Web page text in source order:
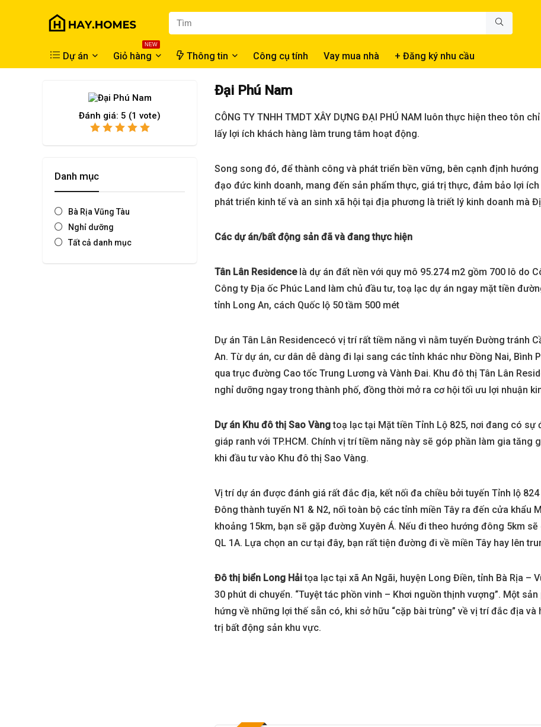
Dự án
NEW
Giỏ hàng Thông tin Công cụ tính Vay mua nhà + Đăng ký nhu cầu
Đại Phú Nam
CÔNG TY TNHH TMDT XÂY DỰNG ĐẠI PHÚ NAM luôn thực hiện theo tôn
lấy lợi ích khách hàng làm trung tâm hoạt động.
Song song đó, để thành công và phát triển bền vững, bên cạnh định
đạo đức kinh doanh, mang đến sản phẩm thực, giá trị thực, đảm bảo lợi
phát triển kinh tế và an sinh xã hội tại địa phương là triết lý kinh doanh mà
Các dự án/bất động sản đã và đang thực hiện
Tân Lân Residencelà dự án đất nền với quy mô 95.274 m2 gồm 700 lô do
Công ty Địa ốc Phúc Land làm chủ đầu tư, toạ lạc dự án ngay mặt tiền
tỉnh Long An, cách Quốc lộ 50 tầm 500 mét
Dự án Tân Lân Residencecó vị trí rất tiềm năng vì nằm tuyến Đường tránh
An. Từ dự án, cư dân dễ dàng đi lại sang các tỉnh khác như Đồng Nai, Bình
qua trục đường Cao tốc Trung Lương và Vành Đai. Khu đô thị Tân Lân
nghỉ dưỡng ngay trong thành phố, đồng thời mở ra cơ hội tối ưu lợi nhuận
Dự án Khu đô thị Sao Vàngtoạ lạc tại Mặt tiền Tỉnh Lộ 825, nơi đang có
giáp ranh với TP.HCM. Chính vị trí tiềm năng này sẽ góp phần làm gia tăng
khi đầu tư vào Khu đô thị Sao Vàng.
Vị trí dự án được đánh giá rất đắc địa, kết nối đa chiều bởi tuyến Tỉnh lộ
Đông thành tuyến N1 & N2, nối toàn bộ các tỉnh miền Tây ra đến cửa khẩu
khoảng 15km, bạn sẽ gặp đường Xuyên Á. Nếu đi theo hướng đông 5km
QL 1A. Lựa chọn an cư tại đây, bạn rất tiện đường đi về miền Tây hay lên
Đô thị biển Long Hảitọa lạc tại xã An Ngãi, huyện Long Điền, tỉnh Bà Rịa –
30 phút di chuyển. “Tuyệt tác phồn vinh – Khơi nguồn thịnh vượng”. Một
hứng về những lợi thế sẵn có, khi sở hữu “cặp bài trùng” về vị trí đắc địa
trị bất động sản khu vực.
Đánh giá: 5 (1 vote)
Danh mục
Bà Rịa Vũng Tàu
Nghỉ dưỡng
Tất cả danh mục